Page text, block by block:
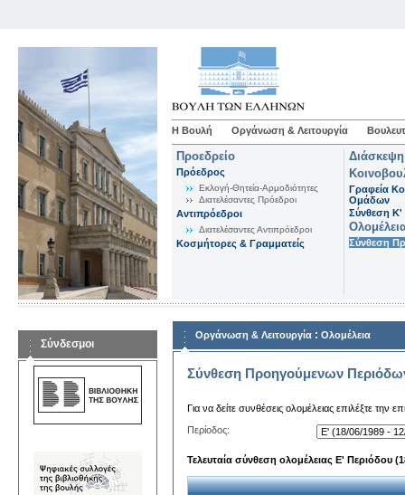
Η Βουλή Οργάνωση & Λειτουργία
Προεδρείο
Πρόεδρος
Εκλογή-Θητεία-Αρμοδιότητες
Διατελέσαντες Πρόεδροι
Αντιπρόεδροι
Διατελέσαντες Αντιπρόεδροι
Κοσμήτορες & Γραμματείς
Γραφεία
Ομάδων
Σύνθεση K'
Σύνθεση
Σύνδεσμοι
Οργάνωση & Λειτουργία : Ολομέλεια
Σύνθεση Προηγούμενων
Για να δείτε συνθέσεις ολομέλειας επιλέξτε την
Περίοδος:
Τελευταία σύνθεση ολομέλειας Ε' Περιόδου